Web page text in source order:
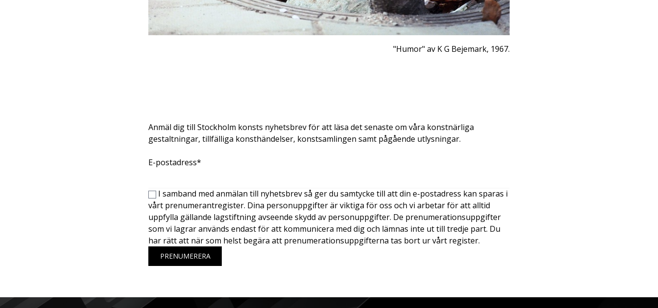
"Humor" av K G Bejemark, 1967.
Anmäl dig till Stockholm konsts nyhetsbrev för att läsa det senaste om våra konstnärliga
gestaltningar, tillfälliga konsthändelser, konstsamlingen samt pågående utlysningar.
E-postadress*
I samband med anmälan till nyhetsbrev så ger du samtycke till att din e-postadress kan sparas i
vårt prenumerantregister. Dina personuppgifter är viktiga för oss och vi arbetar för att alltid
uppfylla gällande lagstiftning avseende skydd av personuppgifter. De prenumerationsuppgifter
som vi lagrar används endast för att kommunicera med dig och lämnas inte ut till tredje part. Du
har rätt att när som helst begära att prenumerationsuppgifterna tas bort ur vårt register.
PRENUMERERA